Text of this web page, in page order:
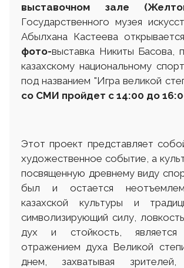
выставочном зале
Государственного музея
Абылхана Кастеева
фото-выставка Никиты Басова,
казахскому национальному
под названием "Игра великой
со СМИ пройдет с 14:00 до
Этот проект представляет
художественное событие, а
посвященную древнему виду
был и остается
казахской культуры и
символизирующий силу,
дух и стойкость, является
отражением духа Великой
днем, захватывая